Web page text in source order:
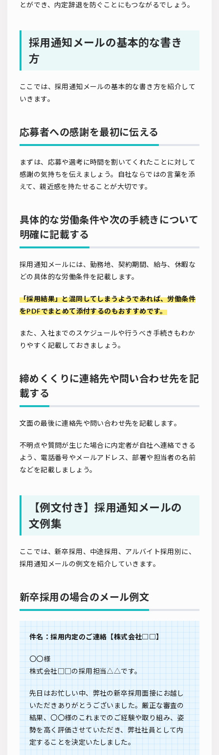
とができ、内定辞退を防ぐことにもつながるでしょう。
採用通知メールの基本的な書き
方
ここでは、採用通知メールの基本的な書き方を紹介して
いきます。
応募者への感謝を最初に伝える
まずは、応募や選考に時間を割いてくれたことに対して
感謝の気持ちを伝えましょう。自社ならではの言葉を添
えて、親近感を持たせることが大切です。
具体的な労働条件や次の手続きについて
明確に記載する
採用通知メールには、勤務地、契約期間、給与、休暇な
どの具体的な労働条件を記載します。
「採用結果」と混同してしまうようであれば、労働条件
をPDFでまとめて添付するのもおすすめです。
また、入社までのスケジュールや行うべき手続きもわか
りやすく記載しておきましょう。
締めくくりに連絡先や問い合わせ先を記
載する
文面の最後に連絡先や問い合わせ先を記載します。
不明点や質問が生じた場合に内定者が自社へ連絡できる
よう、電話番号やメールアドレス、部署や担当者の名前
などを記載しましょう。
【例文付き】採用通知メールの
文例集
ここでは、新卒採用、中途採用、アルバイト採用別に、
採用通知メールの例文を紹介していきます。
新卒採用の場合のメール例文
件名：採用内定のご連絡【株式会社□□】
〇〇様
株式会社□□の採用担当△△です。
先日はお忙しい中、弊社の新卒採用面接にお越し
いただきありがとうございました。厳正な審査の
結果、〇〇様のこれまでのご経験や取り組み、姿
勢を高く評価させていただき、弊社社員として内
定することを決定いたしました。